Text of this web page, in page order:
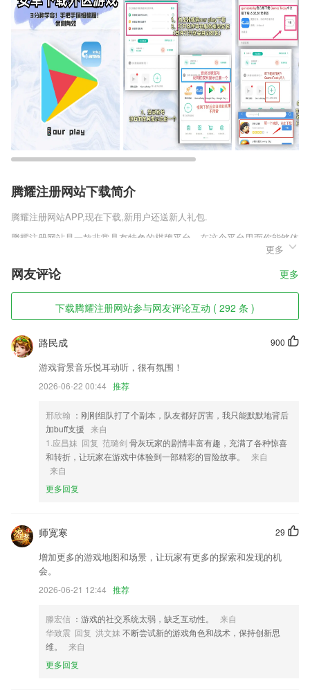
腾耀注册网站下载简介
腾耀注册网站APP,现在下载,新用户还送新人礼包.
腾耀注册网站是一款非常具有特色的棋牌平台，在这个平台里面你能够体
验到非常多热门，并且经典的棋牌玩法让你享受到不一样的棋牌乐趣，汇
聚了全国各地的棋牌类型，并且在每个类型里面还加入了不同等级的场
次，也是为了能够满足每位玩家们的需求，在这个平台里面你能够随时用
语音进行沟通，极其人性化的便捷功能让你在游戏中一一的体验。
腾耀注册网站软件特色
1,画风清晰简洁，看着非常养眼可以放松心情。
2,通过手机扫描，把2265用户自己的临字和碑帖上范字重影比对，找出差
距，提高水平。
3,去除推送，通知栏广告等烦人无用服务
4,连接手机与智能TV或盒子的2265投屏工具，通过手机TV投屏可将手机
上的播放资源投屏到智能TV上
5,抽检报告以及营养成分等内容，让你随时随地的了解食品安全，保证饮
食的健康；
6,*间隔重复学习系统
1.查缺补漏、同台竞技、模拟训练，提高能力，有计划的训练让你更优秀
2.在线写作业，老师布置作业后，学生登录此app完成作业。
3.收集了往年考试真题
4.轻松的教学模式，让大家在学习的过程当中不会觉得枯燥；
5.海量题库。拥有强大的题库宝藏，各类偏难怪题秒拍即得答案，比小猿
搜题更有针对性。
6.平台2265上面会有很多的教学视频的课程以及内容，为学生带来不错的
教育资源
更多
网友评论 更多
下载腾耀注册网站参与网友评论互动 ( 292 条 )
900
路民成
游戏背景音乐悦耳动听，很有氛围！
2026-06-22 00:44 推荐
邢欣翰 ：刚刚组队打了个副本，队友都好厉害，我只能默默地背后
加buff支援 来自
1.应昌妹 回复 范璐剑骨灰玩家的剧情丰富有趣，充满了各种惊喜
和转折，让玩家在游戏中体验到一部精彩的冒险故事。
来自
来自
更多回复
29
师宽寒
增加更多的游戏地图和场景，让玩家有更多的探索和发现的机
会。
2026-06-21 12:44 推荐
滕宏信 ：游戏的社交系统太弱，缺乏互动性。
来自
华致震 回复 洪文妹 不断尝试新的游戏角色和战术，保持创新思
维。
来自
更多回复